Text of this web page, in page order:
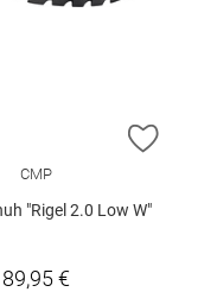
HINZUFÜGEN
CMP
"Rigel 2.0 Low W"
89,95 €